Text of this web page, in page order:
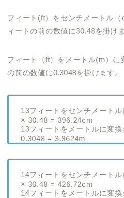
フィート(ft）をセンチメートル
ィートの前の数値に30.48を掛けま
フィート（ft）をメートル(m）に
の前の数値に0.3048を掛けます。
13フィートをセンチメート
× 30.48 = 396.24cm
13フィートをメートルに変
0.3048 = 3.9624m
14フィートをセンチメート
× 30.48 = 426.72cm
14フィートをメートルに変